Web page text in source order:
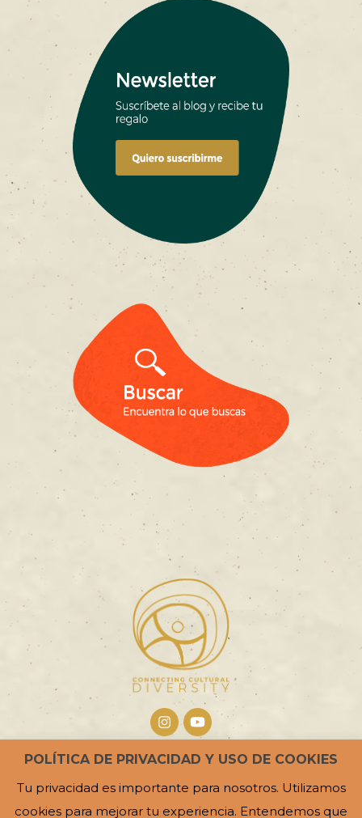
de:
Adrián Doncel, diseñador
POLÍTICA DE PRIVACIDAD Y USO DE COOKIES
Tu privacidad es importante para nosotros. Utilizamos
cookies para mejorar tu experiencia. Entendemos que